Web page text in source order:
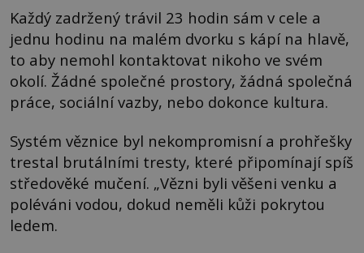
Každý zadržený trávil 23 hodin sám v cele a
jednu hodinu na malém dvorku s kápí na hlavě,
to aby nemohl kontaktovat nikoho ve svém
okolí. Žádné společné prostory, žádná společná
práce, sociální vazby, nebo dokonce kultura.
Systém věznice byl nekompromisní a prohřešky
trestal brutálními tresty, které připomínají spíš
středověké mučení. „Vězni byli věšeni venku a
poléváni vodou, dokud neměli kůži pokrytou
ledem.